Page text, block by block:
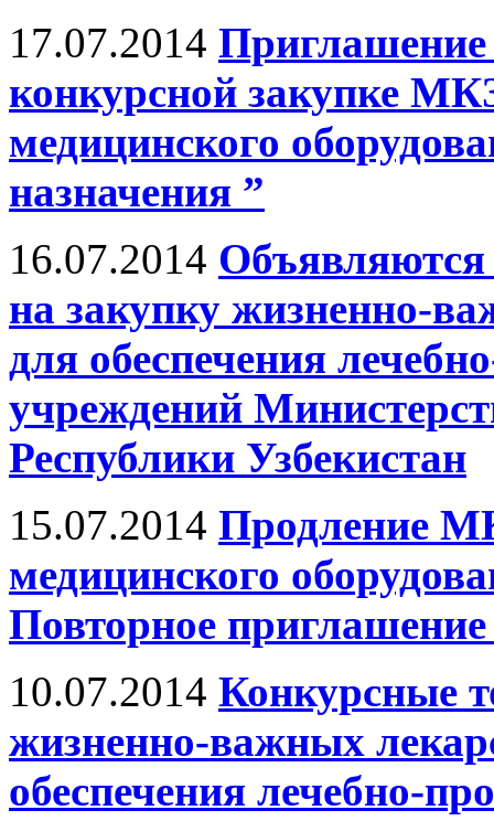
17.07.2014
конкурсной закупке
медицинского
назначения ”
16.07.2014 Объявляются
на закупку жизненно-
для обеспечения
учреждений
Республики Узбекистан
15.07.2014 Продление
медицинского
Повторное
10.07.2014 Конкурсные
жизненно-важных
обеспечения лечебно-